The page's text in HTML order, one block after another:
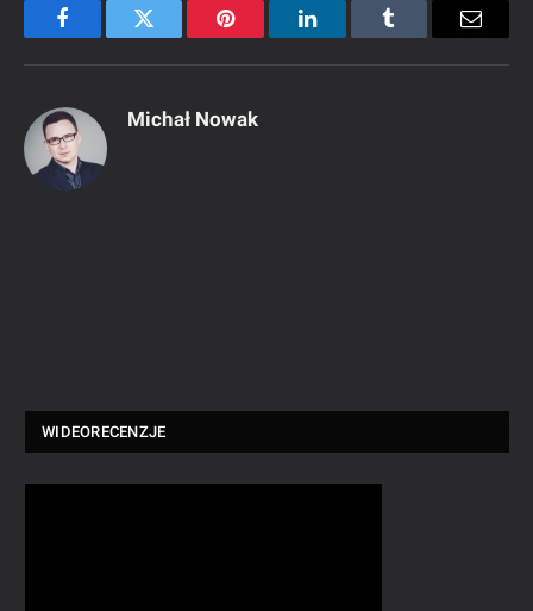
FacebookTwitter Pinterest LinkedInTumblr Email
Michał Nowak
WIDEORECENZJE